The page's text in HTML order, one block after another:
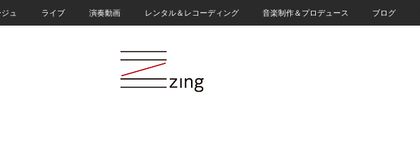
ュ ライブ 演奏動画 レンタル＆レコーディング 音楽制作＆プロデュース ブログ